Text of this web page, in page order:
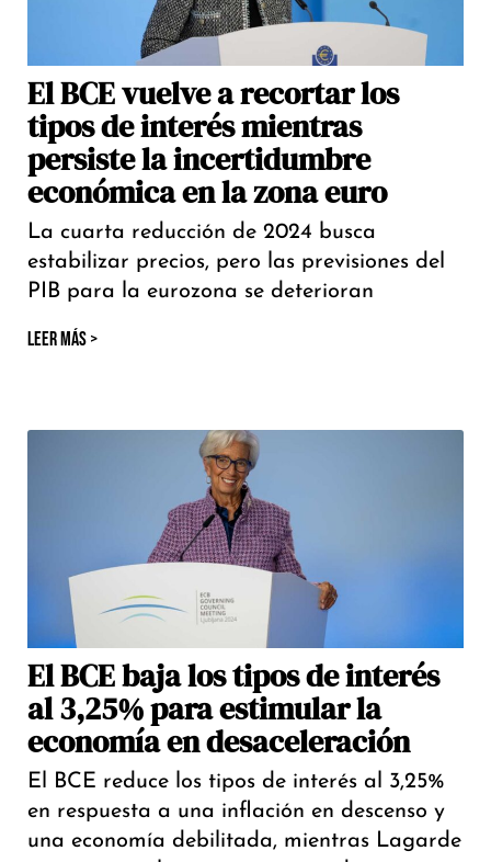
El BCE vuelve a recortar los
tipos de interés mientras
persiste la incertidumbre
económica en la zona euro
La cuarta reducción de 2024 busca
estabilizar precios, pero las previsiones del
PIB para la eurozona se deterioran
LEER MÁS >
El BCE baja los tipos de interés
al 3,25% para estimular la
economía en desaceleración
El BCE reduce los tipos de interés al 3,25%
en respuesta a una inflación en descenso y
una economía debilitada, mientras Lagarde